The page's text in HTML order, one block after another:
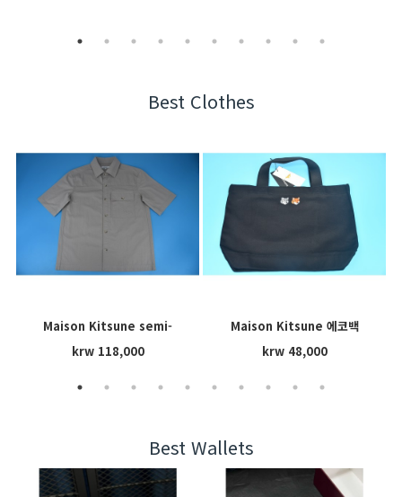
Best Clothes
Maison Kitsune semi-
sleeve shirt(men's)
krw 118,000
Maison Kitsune 에코백
krw 48,000
Best Wallets